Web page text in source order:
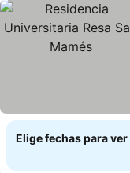
Elige fechas para